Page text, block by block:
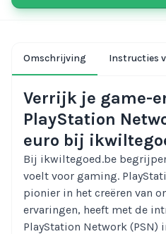
Omschrijving Instructies
Verrijk je game-
PlayStation
euro bij
Bij ikwiltegoed.be
voelt voor gaming.
pionier in het creëren van
ervaringen, heeft met de
PlayStation Network